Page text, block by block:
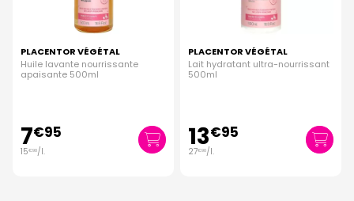
PLACENTOR VÉGÉTAL
Huile lavante nourrissante
apaisante 500ml
7€95
15€90/l.
PLACENTOR VÉGÉTAL
Lait hydratant ultra-nourrissant
500ml
13€95
27€90/l.